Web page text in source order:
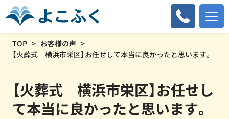
TOP
お客様の声
【火葬式 横浜市栄区】お任せして本当に良かったと思います。
【火葬式 横浜市栄区】お任せし
て本当に良かったと思います。